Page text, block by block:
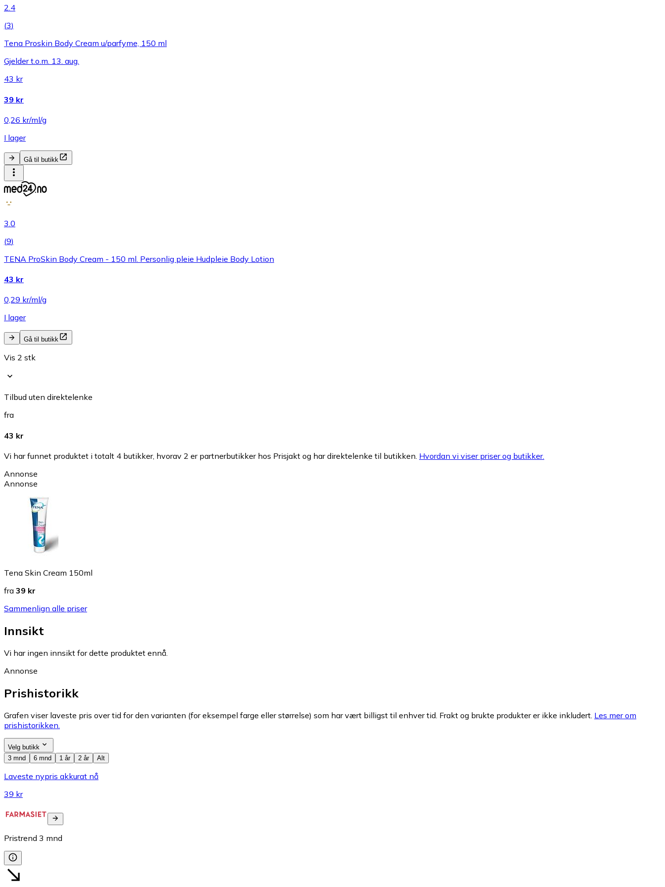
2.4
(3)
Tena Proskin Body Cream u/parfyme, 150 ml
Gjelder t.o.m. 13. aug.
43 kr
39 kr
0,26 kr/ml/g
I lager
Gå til butikk
3.0
(9)
TENA ProSkin Body Cream - 150 ml. Personlig pleie Hudpleie Body Lotion
43 kr
0,29 kr/ml/g
I lager
Gå til butikk
Vis 2 stk
Tilbud uten direktelenke
fra
43 kr
Vi har funnet produktet i totalt 4 butikker, hvorav 2 er partnerbutikker hos Prisjakt og har direktelenke til butikken. Hvordan vi viser priser og butikker.
Annonse
Annonse
Tena Skin Cream 150ml
fra 39 kr
Sammenlign alle priser
Innsikt
Vi har ingen innsikt for dette produktet ennå.
Annonse
Prishistorikk
Grafen viser laveste pris over tid for den varianten (for eksempel farge eller størrelse) som har vært billigst til enhver tid. Frakt og brukte produkter er ikke inkludert. Les mer om
prishistorikken.
Velg butikk
3 mnd
6 mnd 1 år 2 år Alt
Laveste nypris akkurat nå
39 kr
Pristrend 3 mnd